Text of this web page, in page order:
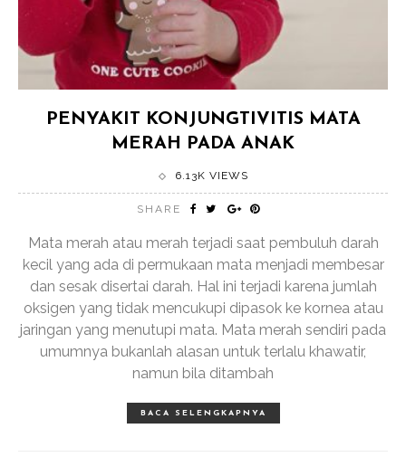
PENYAKIT KONJUNGTIVITIS MATA
MERAH PADA ANAK
6.13K VIEWS
SHARE
Mata merah atau merah terjadi saat pembuluh darah
kecil yang ada di permukaan mata menjadi membesar
dan sesak disertai darah. Hal ini terjadi karena jumlah
oksigen yang tidak mencukupi dipasok ke kornea atau
jaringan yang menutupi mata. Mata merah sendiri pada
umumnya bukanlah alasan untuk terlalu khawatir,
namun bila ditambah
BACA SELENGKAPNYA